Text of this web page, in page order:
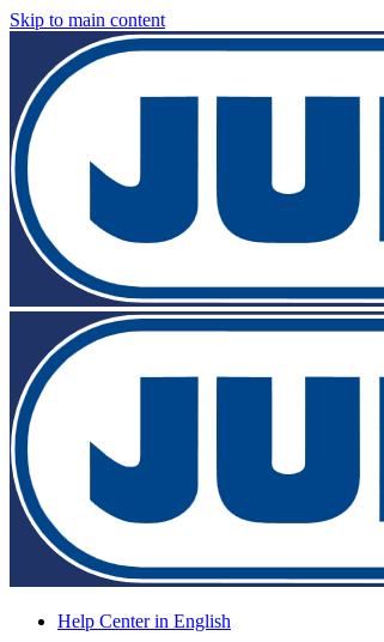
Skip to main content
Help Center in English